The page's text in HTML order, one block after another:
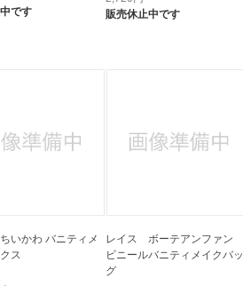
です
販売休止中です
いかわ バニティメ
ス
レイス ボーテアンファン
ビニールバニティメイクバッ
グ